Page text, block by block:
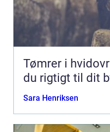
Tømrer i hvidovre sådan
du rigtigt til dit
Sara Henriksen